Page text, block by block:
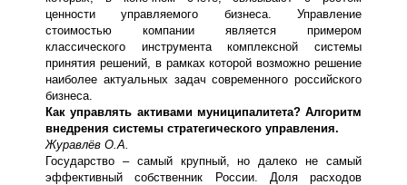
ценности управляемого бизнеса. Управление
стоимостью компании является примером
классического инструмента комплексной системы
принятия решений, в рамках которой возможно решение
наиболее актуальных задач современного российского
бизнеса.
Как управлять активами муниципалитета? Алгоритм
внедрения системы стратегического управления.
Журавлёв О.А.
Государство – самый крупный, но далеко не самый
эффективный собственник России. Доля расходов